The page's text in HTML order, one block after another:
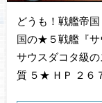
どうも！戦艦帝
国の★５戦艦『サ
サウスダコタ級
質 ５★ ＨＰ ２６